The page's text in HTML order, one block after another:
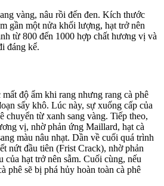
vàng, nâu rồi đến đen. Kích thước
gần một nửa khối lượng, hạt trở nên
từ 800 đến 1000 hợp chất hương vị và
đáng kể.
độ ẩm khi rang nhưng rang cà phê
sấy khô. Lúc này, sự xuống cấp của
chuyển từ xanh sang vàng. Tiếp theo,
vị, nhờ phản ứng Maillard, hạt cà
màu nâu nhạt. Dần về cuối quá trình
nứt đầu tiên (Frist Crack), nhờ phản
của hạt trở nên sẫm. Cuối cùng, nếu
phê sẽ bị phá hủy hoàn toàn cà phê